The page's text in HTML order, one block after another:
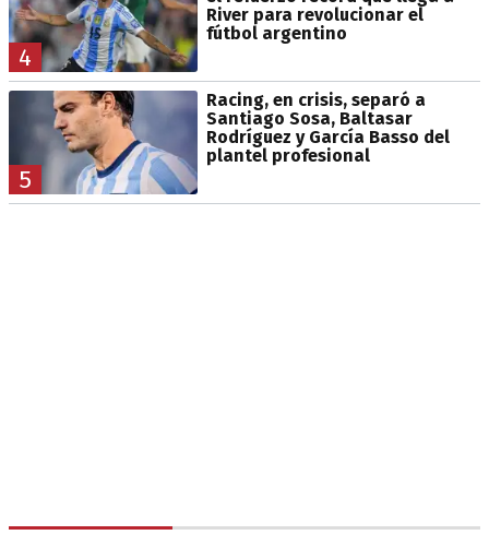
4
River para revolucionar el
fútbol argentino
5
Racing, en crisis, separó a
Santiago Sosa, Baltasar
Rodríguez y García Basso del
plantel profesional